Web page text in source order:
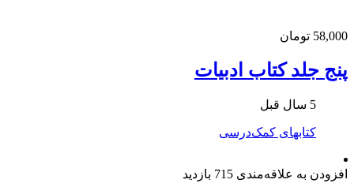
58,000 تومان
پنج جلد کتاب ادبیات
5 سال قبل
کتابهای کمک‌درسی
افزودن به علاقه‌مندی 715 بازدید